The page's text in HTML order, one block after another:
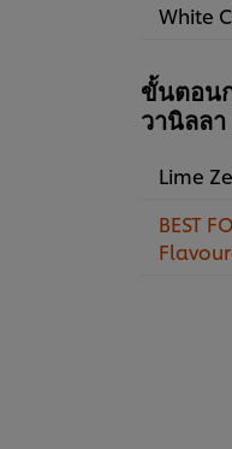
White
ขั้นตอน
วานิลลา
Lime
BEST